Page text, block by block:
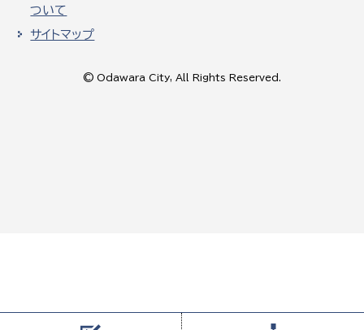
ついて
サイトマップ
© Odawara City, All Rights Reserved.